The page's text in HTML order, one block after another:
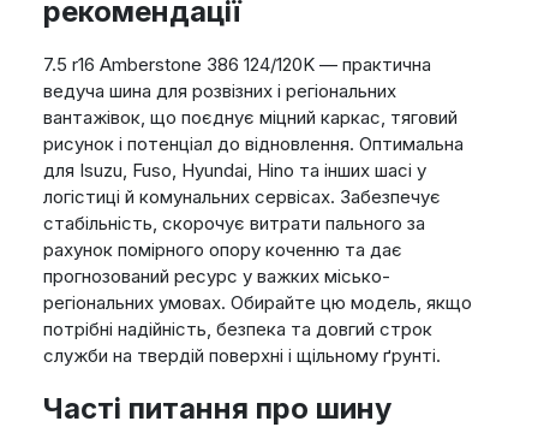
рекомендації
7.5 r16 Amberstone 386 124/120K — практична
ведуча шина для розвізних і регіональних
вантажівок, що поєднує міцний каркас, тяговий
рисунок і потенціал до відновлення. Оптимальна
для Isuzu, Fuso, Hyundai, Hino та інших шасі у
логістиці й комунальних сервісах. Забезпечує
стабільність, скорочує витрати пального за
рахунок помірного опору коченню та дає
прогнозований ресурс у важких місько-
регіональних умовах. Обирайте цю модель, якщо
потрібні надійність, безпека та довгий строк
служби на твердій поверхні і щільному ґрунті.
Часті питання про шину